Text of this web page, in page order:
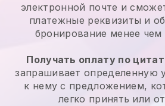
электронной почте и
платежные реквизиты и
бронирование менее чем
Получать оплату по
запрашивает определенную
к нему с предложением,
легко принять или